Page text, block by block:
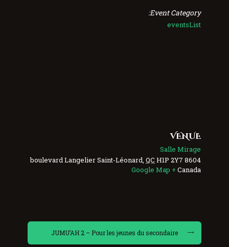
Event Category:
eventsList
VENUE
Salle Mirage
8604 boulevard Langelier
Saint-Léonard, QC H1P 2Y7
Canada
+ Google Map
JUMU’AH 2 – Pour les jeunes du secondaire